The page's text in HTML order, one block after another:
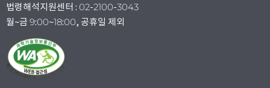
법령해석지원센터 : 02-2100-3043
월~금 9:00~18:00, 공휴일 제외